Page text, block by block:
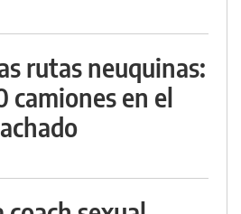
rutas neuquinas:
camiones en el